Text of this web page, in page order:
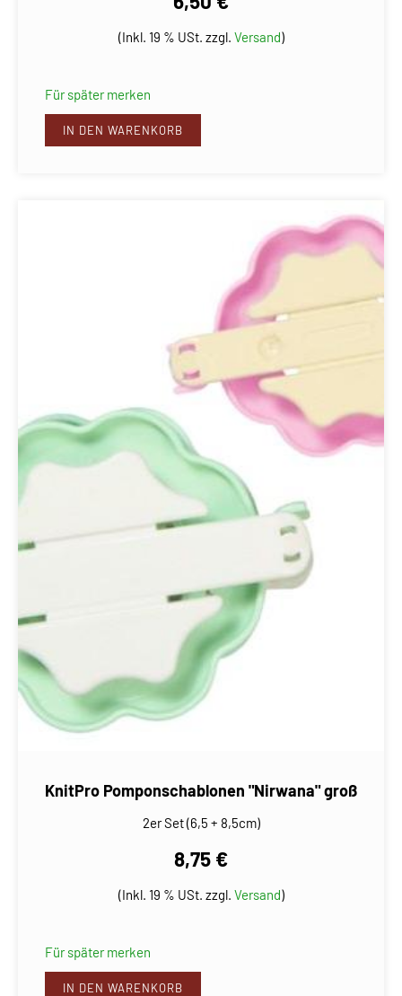
(Inkl. 19 % USt. zzgl. Versand)
Für später merken
IN DEN WARENKORB
KnitPro Pomponschablonen "Nirwana" groß
2er Set (6,5 + 8,5cm)
8,75 €
(Inkl. 19 % USt. zzgl. Versand)
Für später merken
IN DEN WARENKORB